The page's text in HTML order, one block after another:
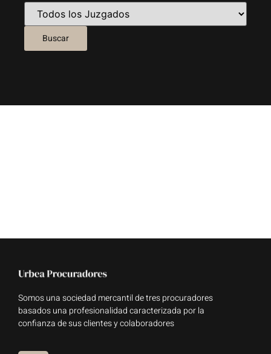
Somos una sociedad mercantil de tres procuradores
basados una profesionalidad caracterizada por la
confianza de sus clientes y colaboradores